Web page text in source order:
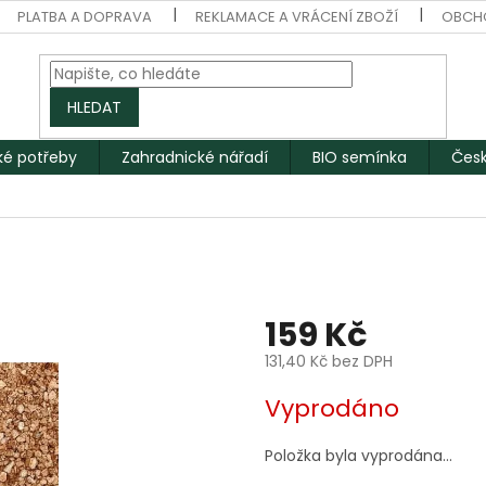
PLATBA A DOPRAVA REKLAMACE A VRÁCENÍ ZBOŽÍ
HLEDAT
potřeby Zahradnické nářadí BIO semínka
159 Kč
131,40 Kč bez DPH
cena:
Vyprodáno
Položka byla vyprodána…